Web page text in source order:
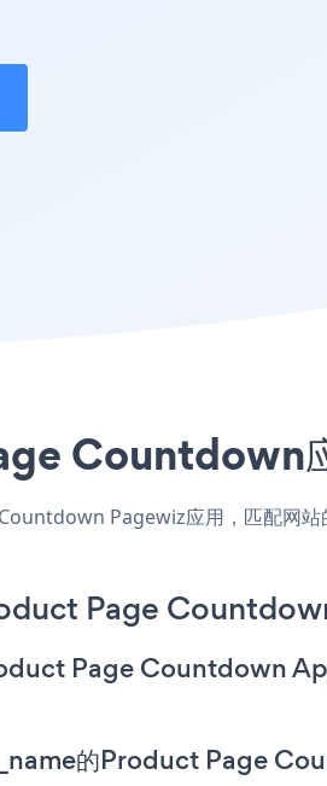
Countdown
Pagewiz应用，匹配网
Page
Page Countdown
的Product Page